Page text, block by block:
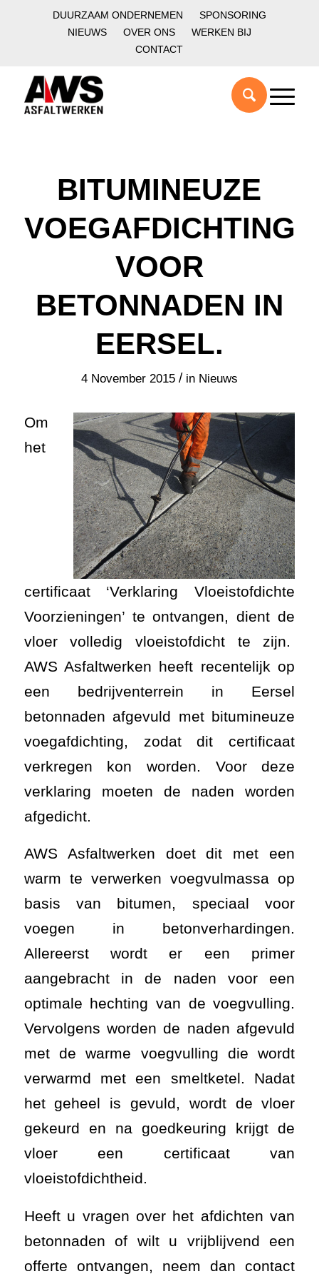
DUURZAAM ONDERNEMEN
SPONSORING
NIEUWS
OVER ONS
WERKEN BIJ
CONTACT
BITUMINEUZE
VOEGAFDICHTING
VOOR
BETONNADEN IN
EERSEL.
4 November 2015 / in Nieuws
Om
het
certificaat ‘Verklaring Vloeistofdichte
Voorzieningen’ te ontvangen, dient de
vloer volledig vloeistofdicht te zijn.
AWS Asfaltwerken heeft recentelijk op
een bedrijventerrein in Eersel
betonnaden afgevuld met bitumineuze
voegafdichting, zodat dit certificaat
verkregen kon worden. Voor deze
verklaring moeten de naden worden
afgedicht.
AWS Asfaltwerken doet dit met een
warm te verwerken voegvulmassa op
basis van bitumen, speciaal voor
voegen in betonverhardingen.
Allereerst wordt er een primer
aangebracht in de naden voor een
optimale hechting van de voegvulling.
Vervolgens worden de naden afgevuld
met de warme voegvulling die wordt
verwarmd met een smeltketel. Nadat
het geheel is gevuld, wordt de vloer
gekeurd en na goedkeuring krijgt de
vloer een certificaat van
vloeistofdichtheid.
Heeft u vragen over het afdichten van
betonnaden of wilt u vrijblijvend een
offerte ontvangen, neem dan contact